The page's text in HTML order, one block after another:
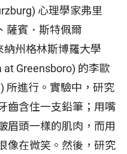
心理學家弗里
薩賓．斯特佩爾
納州格林斯博羅大學
Greensboro) 的李歐
所進行。實驗中，研究
齒含住一支鉛筆；用嘴
眉頭一樣的肌肉，而用
像在微笑。然後，研究